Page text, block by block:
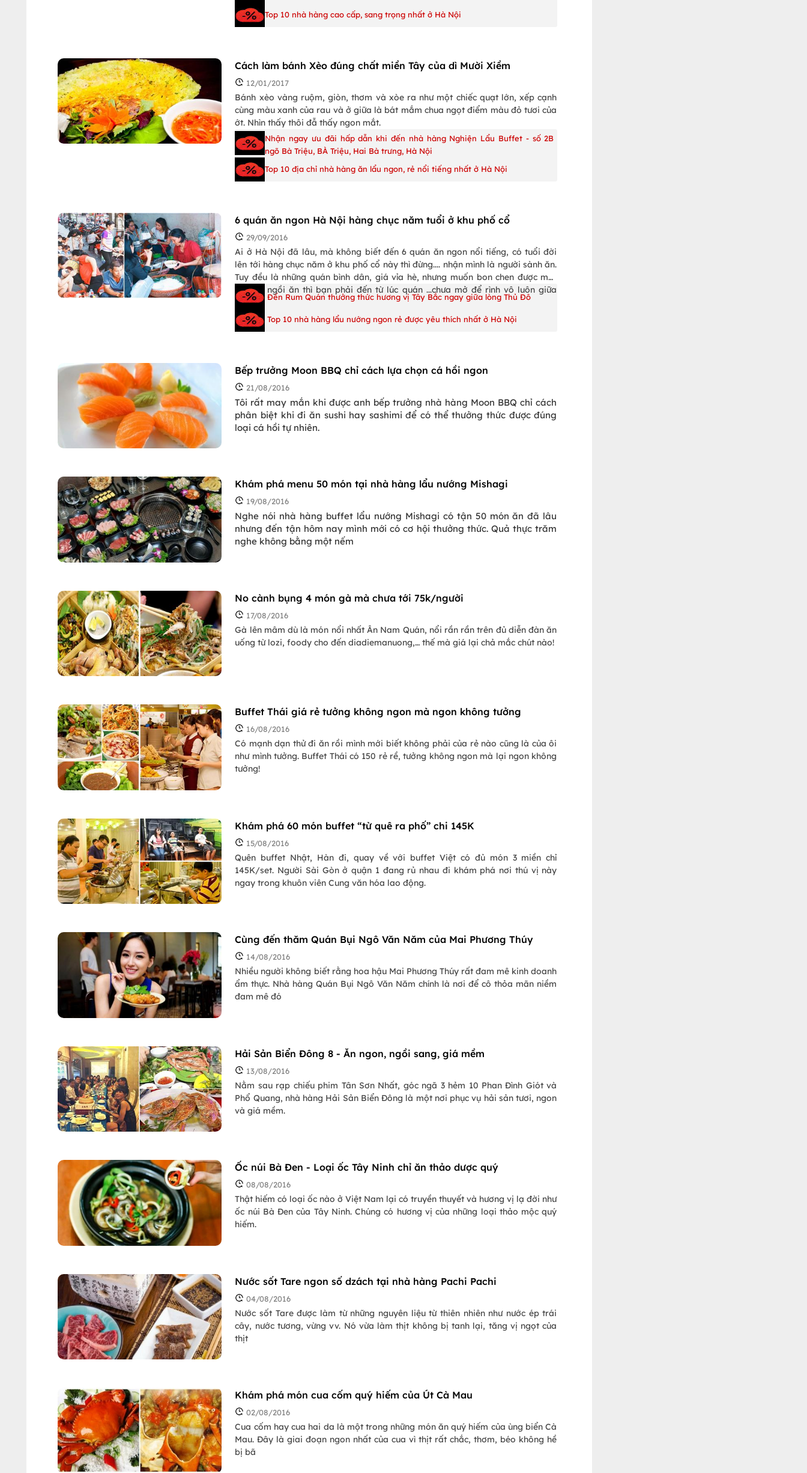
Top 10 nhà hàng cao cấp, sang trọng nhất ở Hà Nội
Cách làm bánh Xèo đúng chất miền Tây của dì Mười Xiềm
12/01/2017
Bánh xèo vàng ruộm, giòn, thơm và xòe ra như một chiếc quạt lớn, xếp cạnh
cùng màu xanh của rau và ở giữa là bát mắm chua ngọt điểm màu đỏ tươi của
ớt. Nhìn thấy thôi đẫ thấy ngon mắt.
Nhận ngay ưu đãi hấp dẫn khi đến nhà hàng Nghiện Lẩu Buffet - số 2B
ngõ Bà Triệu, BÀ Triệu, Hai Bà trưng, Hà Nội
Top 10 địa chỉ nhà hàng ăn lẩu ngon, rẻ nổi tiếng nhất ở Hà Nội
6 quán ăn ngon Hà Nội hàng chục năm tuổi ở khu phố cổ
29/09/2016
Ai ở Hà Nội đã lâu, mà không biết đến 6 quán ăn ngon nổi tiếng, có tuổi đời
lên tới hàng chục năm ở khu phố cổ này thì đừng.... nhận mình là người sành ăn.
Tuy đều là những quán bình dân, giá vỉa hè, nhưng muốn bon chen được một
chỗ để ngồi ăn thì bạn phải đến từ lúc quán ...chưa mở để rình vô luôn giữa
chỗ!!!
Đến Rum Quán thưởng thức hương vị Tây Bắc ngay giữa lòng Thủ Đô
Top 10 nhà hàng lẩu nướng ngon rẻ được yêu thích nhất ở Hà Nội
Bếp trưởng Moon BBQ chỉ cách lựa chọn cá hồi ngon
21/08/2016
Tôi rất may mắn khi được anh bếp trưởng nhà hàng Moon BBQ chỉ cách
phân biệt khi đi ăn sushi hay sashimi để có thể thưởng thức được đúng
loại cá hồi tự nhiên.
Khám phá menu 50 món tại nhà hàng lẩu nướng Mishagi
19/08/2016
Nghe nói nhà hàng buffet lẩu nướng Mishagi có tận 50 món ăn đã lâu
nhưng đến tận hôm nay mình mới có cơ hội thưởng thức. Quả thực trăm
nghe không bằng một nếm
No cành bụng 4 món gà mà chưa tới 75k/người
17/08/2016
Gà lên mâm dù là món nổi nhất Ân Nam Quán, nổi rần rần trên đủ diễn đàn ăn
uống từ lozi, foody cho đến diadiemanuong,… thế mà giá lại chả mắc chút nào!
Buffet Thái giá rẻ tưởng không ngon mà ngon không tưởng
16/08/2016
Có mạnh dạn thử đi ăn rồi mình mới biết không phải của rẻ nào cũng là của ôi
như mình tưởng. Buffet Thái có 150 rẻ rề, tưởng không ngon mà lại ngon không
tưởng!
Khám phá 60 món buffet “từ quê ra phố” chi 145K
15/08/2016
Quên buffet Nhật, Hàn đi, quay về với buffet Việt có đủ món 3 miền chỉ
145K/set. Người Sài Gòn ở quận 1 đang rủ nhau đi khám phá nơi thú vị này
ngay trong khuôn viên Cung văn hóa lao động.
Cùng đến thăm Quán Bụi Ngô Văn Năm của Mai Phương Thúy
14/08/2016
Nhiều người không biết rằng hoa hậu Mai Phương Thúy rất đam mê kinh doanh
ẩm thực. Nhà hàng Quán Bụi Ngô Văn Năm chính là nơi để cô thỏa mãn niềm
đam mê đó
Hải Sản Biển Đông 8 - Ăn ngon, ngồi sang, giá mềm
13/08/2016
Nằm sau rạp chiếu phim Tân Sơn Nhất, góc ngã 3 hẻm 10 Phan Đình Giót và
Phổ Quang, nhà hàng Hải Sản Biển Đông là một nơi phục vụ hải sản tươi, ngon
và giá mềm.
Ốc núi Bà Đen - Loại ốc Tây Ninh chỉ ăn thảo dược quý
08/08/2016
Thật hiếm có loại ốc nào ở Việt Nam lại có truyền thuyết và hương vị lạ đời như
ốc núi Bà Đen của Tây Ninh. Chúng có hương vị của những loại thảo mộc quý
hiếm.
Nước sốt Tare ngon số dzách tại nhà hàng Pachi Pachi
04/08/2016
Nước sốt Tare được làm từ những nguyên liệu từ thiên nhiên như nước ép trái
cây, nước tương, vừng vv. Nó vừa làm thịt không bị tanh lại, tăng vị ngọt của
thịt
Khám phá món cua cốm quý hiếm của Út Cà Mau
02/08/2016
Cua cốm hay cua hai da là một trong những món ăn quý hiếm của ùng biển Cà
Mau. Đây là giai đoạn ngon nhất của cua vì thịt rất chắc, thơm, béo không hề
bị bã